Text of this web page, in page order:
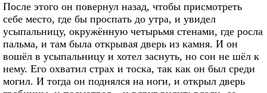
После этого он повернул назад, чтобы присмотреть
себе место, где бы проспать до утра, и увидел
усыпальницу, окружённую четырьмя стенами, где росла
пальма, и там была открывая дверь из камня. И он
вошёл в усыпальницу и хотел заснуть, но сон не шёл к
нему. Его охватил страх и тоска, так как он был среди
могил. И тогда он поднялся на ноги, и открыл дверь